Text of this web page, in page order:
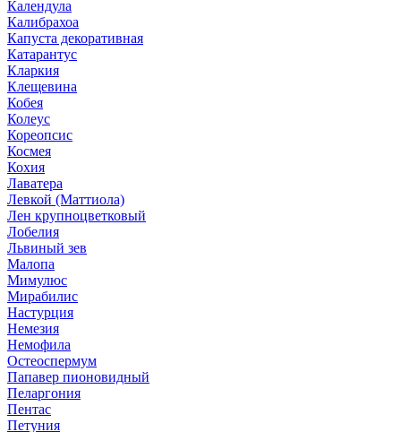
Календула
Калибрахоа
Капуста декоративная
Катарантус
Кларкия
Клещевина
Кобея
Колеус
Кореопсис
Космея
Кохия
Лаватера
Левкой (Маттиола)
Лен крупноцветковый
Лобелия
Львиный зев
Малопа
Мимулюс
Мирабилис
Настурция
Немезия
Немофила
Остеоспермум
Папавер пионовидный
Пеларгония
Пентас
Петуния